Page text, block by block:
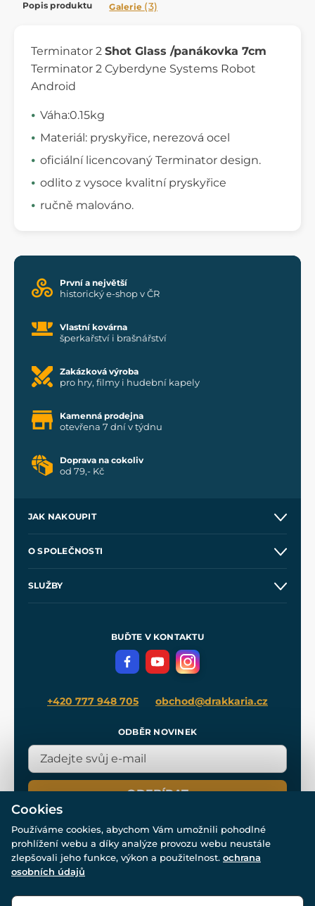
Popis produktu Galerie (3)
Terminator 2 Shot Glass /panákovka 7cm
Terminator 2 Cyberdyne Systems Robot
Android
Váha:0.15kg
Materiál: pryskyřice, nerezová ocel
oficiální licencovaný Terminator design.
odlito z vysoce kvalitní pryskyřice
ručně malováno.
První a největší
historický e-shop v ČR
Vlastní kovárna
šperkařství i brašnářství
Zakázková výroba
pro hry, filmy i hudební kapely
Kamenná prodejna
otevřena 7 dní v týdnu
Doprava na cokoliv
od 79,- Kč
JAK NAKOUPIT
Velkoobchod
O SPOLEČNOSTI
SLUŽBY
Meče pro Kingdom Come
BUĎTE V KONTAKTU
+420 777 948 705 obchod@drakkaria.cz
ODBĚR NOVINEK
ODEBÍRAT
© Všechna práva vyhrazena. www.drakkaria.cz 2007-2026.
Cookies
Používáme cookies, abychom Vám umožnili pohodlné
prohlížení webu a díky analýze provozu webu neustále
zlepšovali jeho funkce, výkon a použitelnost. ochrana
osobních údajů